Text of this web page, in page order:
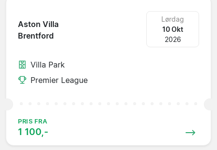
Aston Villa
Brentford
Lørdag
10 Okt
2026
Villa Park
Premier League
PRIS FRA
1 100,-